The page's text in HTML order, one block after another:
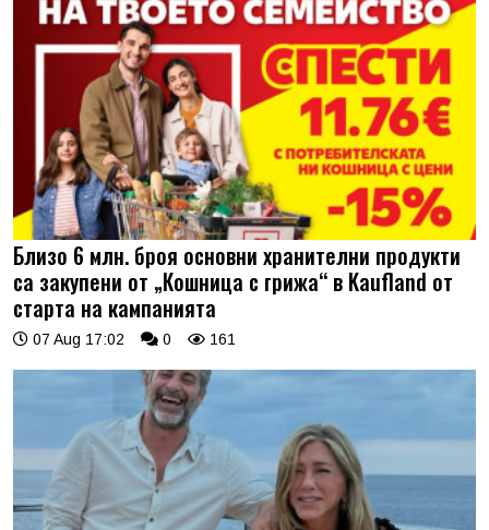
Близо 6 млн. броя основни хранителни продукти
са закупени от „Кошница с грижа“ в Kaufland от
старта на кампанията
07 Aug 17:02 0 161